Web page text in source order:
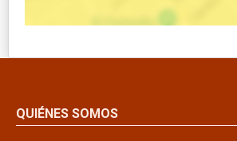
QUIÉNES SOMOS